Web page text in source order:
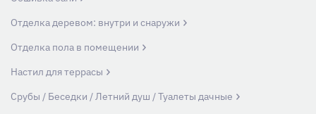
Отделка деревом: внутри и снаружи
Отделка пола в помещении
Настил для террасы
Срубы / Беседки / Летний душ / Туалеты дачные